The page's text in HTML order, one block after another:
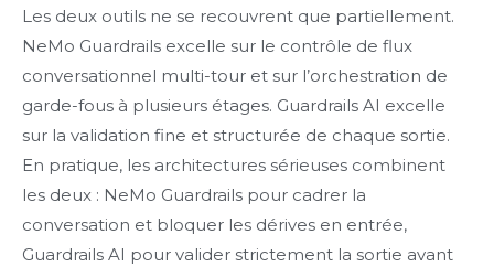
Les deux outils ne se recouvrent que partiellement.
NeMo Guardrails excelle sur le contrôle de flux
conversationnel multi-tour et sur l’orchestration de
garde-fous à plusieurs étages. Guardrails AI excelle
sur la validation fine et structurée de chaque sortie.
En pratique, les architectures sérieuses combinent
les deux : NeMo Guardrails pour cadrer la
conversation et bloquer les dérives en entrée,
Guardrails AI pour valider strictement la sortie avant